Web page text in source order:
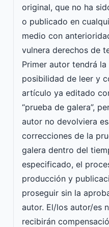
original, que no ha
o publicado en
medio con
vulnera derechos de
Primer autor tendrá la
posibilidad de leer y
artículo ya editado
“prueba de galera”,
autor no devolviera
correcciones de la
galera dentro del
especificado, el
producción y
proseguir sin la
autor. El/los autor/es
recibirán